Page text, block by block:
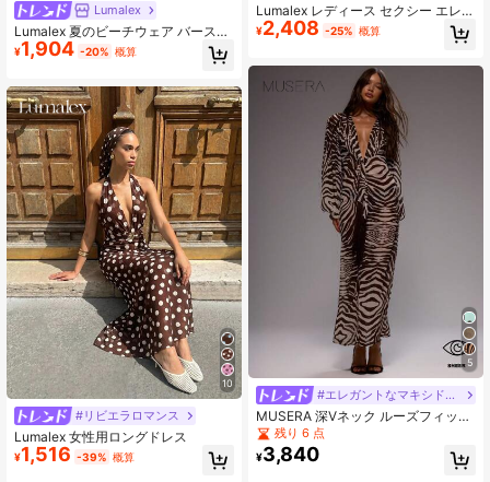
Lumalex
Lumalex 夏のビーチウェア バースデ
ーパーティードレス ニットメッシュ
フローラルプリント フィッテッド キ
性服、Y2Kストリートウェア、カン
トリーコンサートアウトフィット、
オフィスウェア、ナイトアウト、デ
ートナイトアウトフィット、女性用
空港ファッション
¥1,904 -20% 概算
10
#リビエラロマンス
Lumalex 女性用ロングドレス
¥1,516 -39% 概算
Lumalex レディース セクシー エレガ
ント カジュアル ビーチ パーティー
ウェディング 誕生日 無地 ニット ホ
ル ラインストーン付き、春夏バケー
ションドレス、エレガントパーティ
ー ドレス、ラグジュアリーウェディ
ング イブニングガウン、卒業式ドレ
ス、セレモニードレス、ブライズメ
イドドレス、マーメイドスタイル、
ボヘミアンスタイル、イビザスタイ
ル、ウエスタンスタイル
¥2,408 -25% 概算
5
#エレガントなマキシドレス
MUSERA 深Vネック ルーズフィット
タッセル付き ゼブラ柄 エレガントな
長袖マキシドレス、春夏のバカン
ス、ウェディングゲスト、イビサホ
残り 6 点
¥3,840